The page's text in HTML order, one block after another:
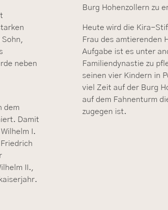
neben
dem
Damit
I.
II.,
Burg Hohenzollern zu
Heute wird die Kira-
Frau des amtierenden
Aufgabe ist es unter
Familiendynastie zu
seinen vier Kindern in
viel Zeit auf der Burg
auf dem Fahnenturm
zugegen ist.